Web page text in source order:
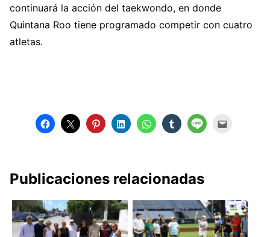
continuará la acción del taekwondo, en donde
Quintana Roo tiene programado competir con cuatro
atletas.
Publicaciones relacionadas